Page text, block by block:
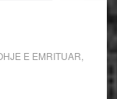
E EMRITUAR